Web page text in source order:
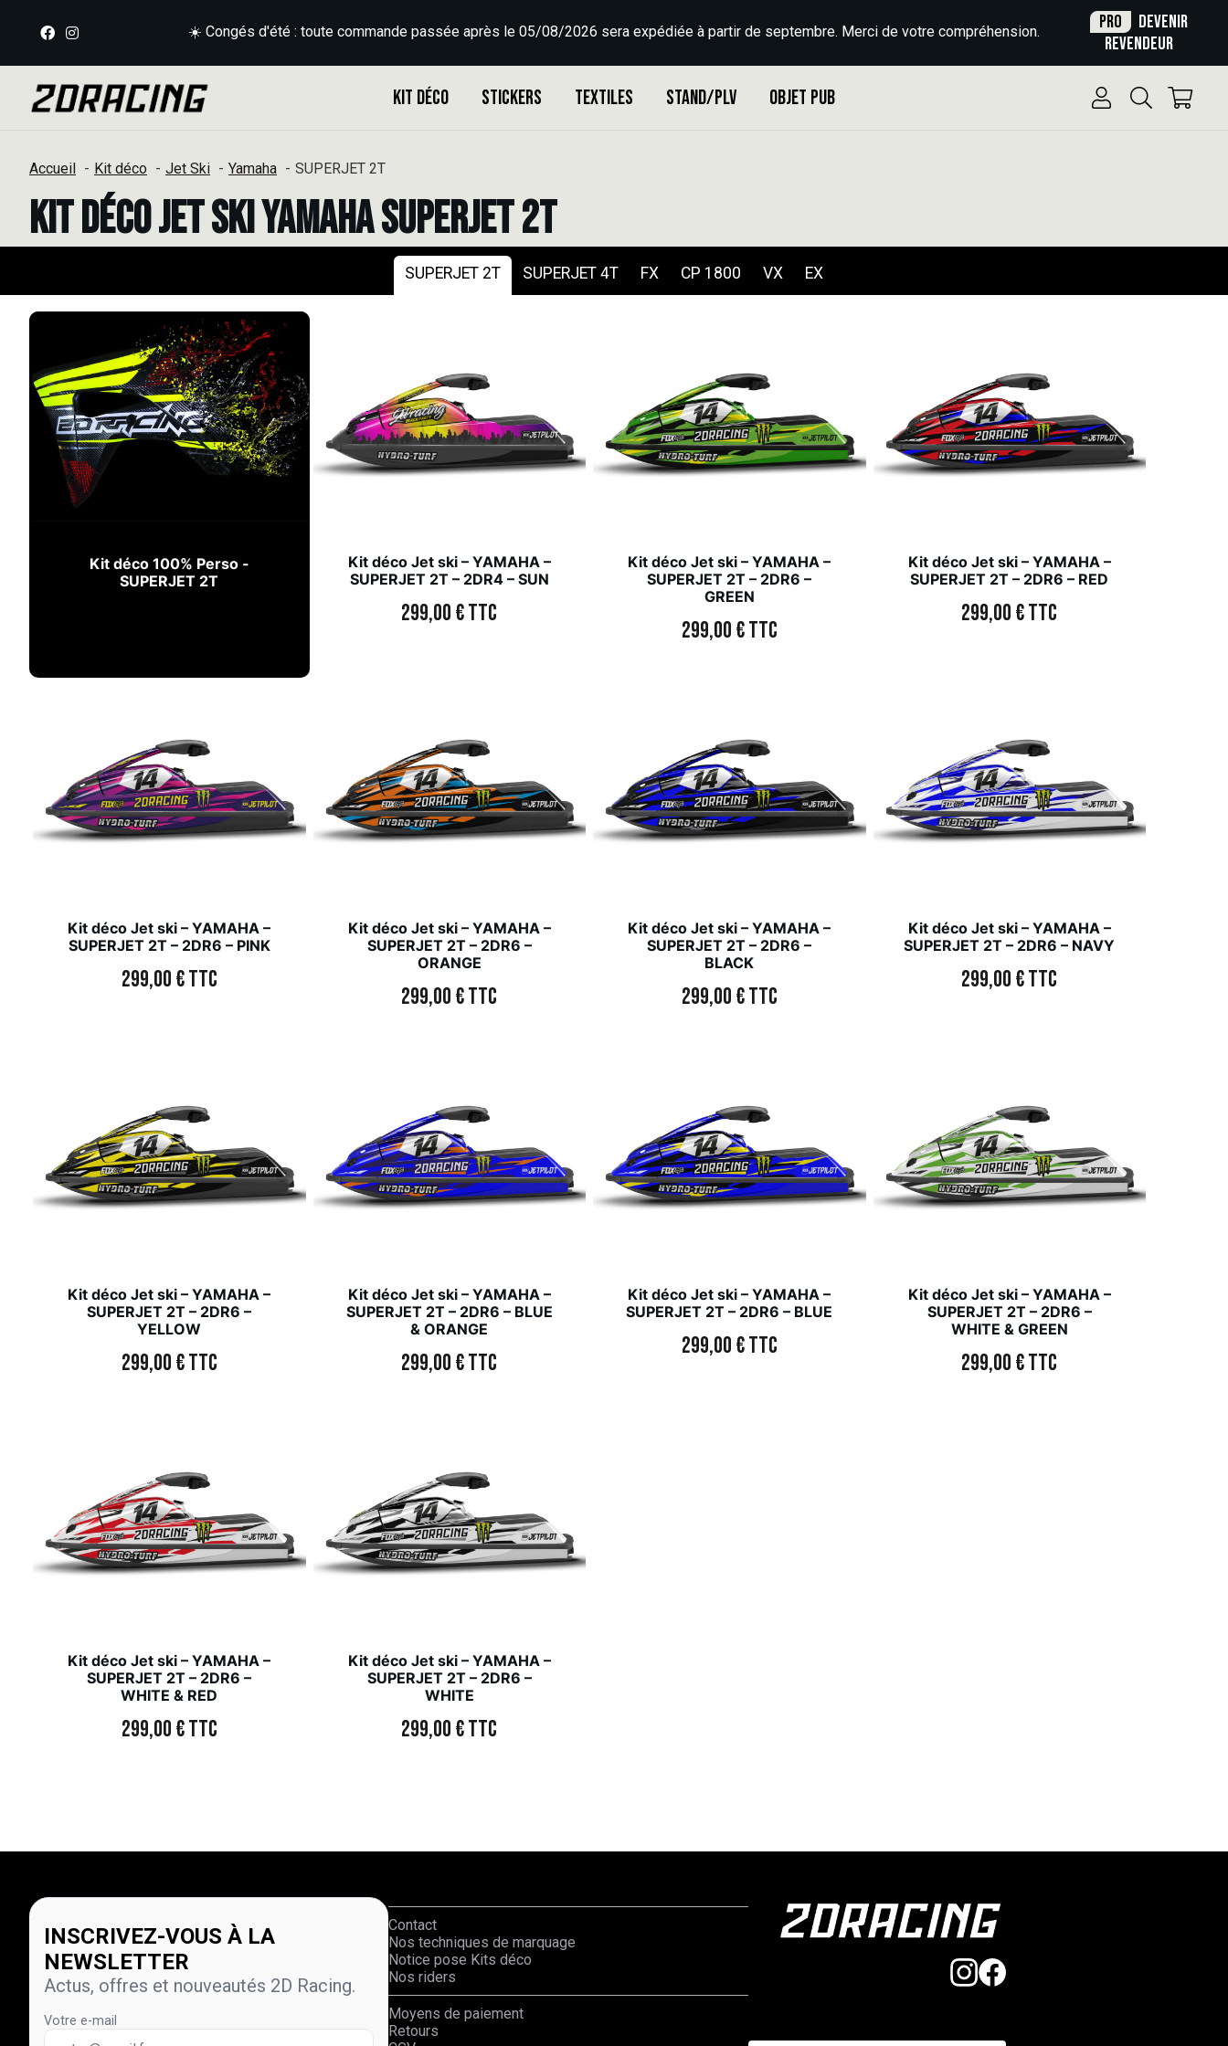
☀️ Congés d'été : toute commande passée après le 05/08/2026 sera expédiée à partir de septembre. Merci de votre compréhension. Pro
Devenir
revendeur
Kit déco Stickers Textiles Stand/PLV Objet Pub
Accueil Kit déco Jet Ski Yamaha SUPERJET 2T
Kit déco Jet Ski Yamaha SUPERJET 2T
SUPERJET 2T SUPERJET 4T FX CP 1800 VX EX
Kit déco 100% Perso -
SUPERJET 2T
Kit déco Jet ski – YAMAHA –
SUPERJET 2T – 2DR4 – SUN
299,00€TTC
Kit déco Jet ski – YAMAHA –
SUPERJET 2T – 2DR6 –
GREEN
299,00€TTC
Kit déco Jet ski – YAMAHA –
SUPERJET 2T – 2DR6 – RED
299,00€TTC
Kit déco Jet ski – YAMAHA –
SUPERJET 2T – 2DR6 – PINK
299,00€TTC
Kit déco Jet ski – YAMAHA –
SUPERJET 2T – 2DR6 –
ORANGE
299,00€TTC
Kit déco Jet ski – YAMAHA –
SUPERJET 2T – 2DR6 –
BLACK
299,00€TTC
Kit déco Jet ski – YAMAHA –
SUPERJET 2T – 2DR6 – NAVY
299,00€TTC
Kit déco Jet ski – YAMAHA –
SUPERJET 2T – 2DR6 –
YELLOW
299,00€TTC
Kit déco Jet ski – YAMAHA –
SUPERJET 2T – 2DR6 – BLUE
& ORANGE
299,00€TTC
Kit déco Jet ski – YAMAHA –
SUPERJET 2T – 2DR6 – BLUE
299,00€TTC
Kit déco Jet ski – YAMAHA –
SUPERJET 2T – 2DR6 –
WHITE & GREEN
299,00€TTC
Kit déco Jet ski – YAMAHA –
SUPERJET 2T – 2DR6 –
WHITE & RED
299,00€TTC
Kit déco Jet ski – YAMAHA –
SUPERJET 2T – 2DR6 –
WHITE
299,00€TTC
INSCRIVEZ-VOUS À LA
NEWSLETTER
Actus, offres et nouveautés 2D Racing.
Votre e-mail
Contact
Nos techniques de marquage
Notice pose Kits déco
Nos riders
Moyens de paiement
Retours